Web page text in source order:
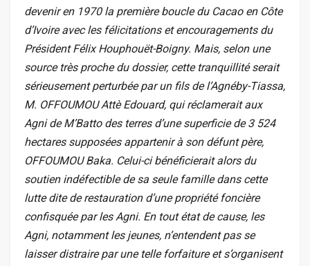
devenir en 1970 la première boucle du Cacao en Côte
d’Ivoire avec les félicitations et encouragements du
Président Félix Houphouët-Boigny. Mais, selon une
source très proche du dossier, cette tranquillité serait
sérieusement perturbée par un fils de l’Agnéby-Tiassa,
M. OFFOUMOU Attè Edouard, qui réclamerait aux
Agni de M’Batto des terres d’une superficie de 3 524
hectares supposées appartenir à son défunt père,
OFFOUMOU Baka. Celui-ci bénéficierait alors du
soutien indéfectible de sa seule famille dans cette
lutte dite de restauration d’une propriété foncière
confisquée par les Agni. En tout état de cause, les
Agni, notamment les jeunes, n’entendent pas se
laisser distraire par une telle forfaiture et s’organisent